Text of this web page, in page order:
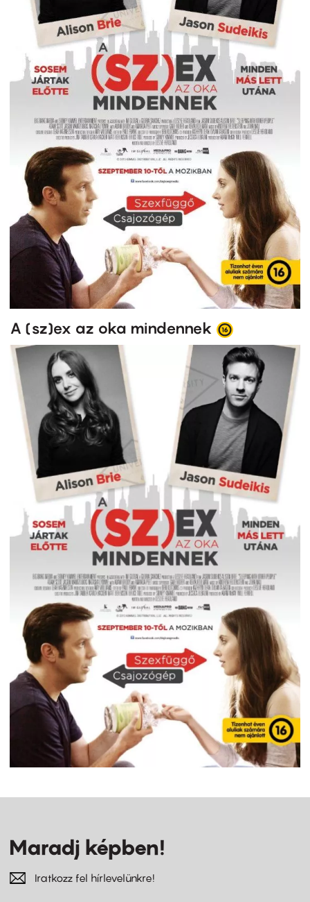
A (sz)ex az oka mindennek
Maradj képben!
Iratkozz fel hírlevelünkre!